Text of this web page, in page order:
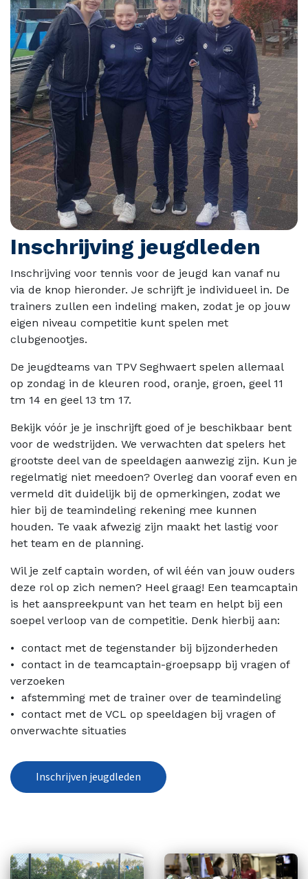
Inschrijving jeugdleden
Inschrijving voor tennis voor de jeugd kan vanaf nu
via de knop hieronder. Je schrijft je individueel in. De
trainers zullen een indeling maken, zodat je op jouw
eigen niveau competitie kunt spelen met
clubgenootjes.
De jeugdteams van TPV Seghwaert spelen allemaal
op zondag in de kleuren rood, oranje, groen, geel 11
tm 14 en geel 13 tm 17.
Bekijk vóór je je inschrijft goed of je beschikbaar bent
voor de wedstrijden. We verwachten dat spelers het
grootste deel van de speeldagen aanwezig zijn. Kun je
regelmatig niet meedoen? Overleg dan vooraf even en
vermeld dit duidelijk bij de opmerkingen, zodat we
hier bij de teamindeling rekening mee kunnen
houden. Te vaak afwezig zijn maakt het lastig voor
het team en de planning.
Wil je zelf captain worden, of wil één van jouw ouders
deze rol op zich nemen? Heel graag! Een teamcaptain
is het aanspreekpunt van het team en helpt bij een
soepel verloop van de competitie. Denk hierbij aan:
•⁠ ⁠contact met de tegenstander bij bijzonderheden
•⁠ ⁠contact in de teamcaptain-groepsapp bij vragen of
verzoeken
•⁠ ⁠afstemming met de trainer over de teamindeling
•⁠ ⁠contact met de VCL op speeldagen bij vragen of
onverwachte situaties
Inschrijven jeugdleden